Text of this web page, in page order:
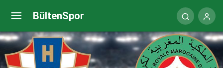
BültenSpor
Messi’nin gol atması için lokma döktürdüler!